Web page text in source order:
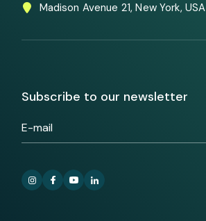
Madison Avenue 21, New York, USA
Subscribe to our newsletter